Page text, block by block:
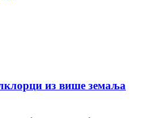
из више земаља